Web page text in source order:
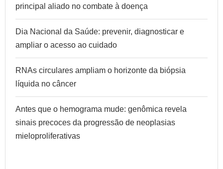
principal aliado no combate à doença
Dia Nacional da Saúde: prevenir, diagnosticar e
ampliar o acesso ao cuidado
RNAs circulares ampliam o horizonte da biópsia
líquida no câncer
Antes que o hemograma mude: genômica revela
sinais precoces da progressão de neoplasias
mieloproliferativas